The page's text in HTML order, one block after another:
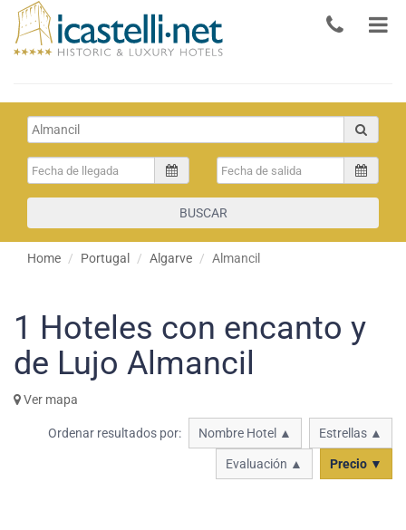
BUSCAR
Home Portugal Algarve Almancil
1 Hoteles con encanto y
de Lujo Almancil
Ver mapa
Ordenar resultados por: Nombre Hotel ▲ Estrellas ▲
Evaluación ▲ Precio ▼